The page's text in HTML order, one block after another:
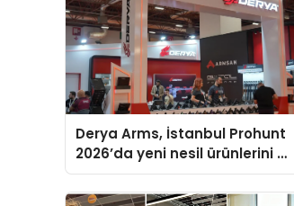
Derya Arms, İstanbul Prohunt
2026’da yeni nesil ürünlerini ve
global marka vizyonunu
sergiledi